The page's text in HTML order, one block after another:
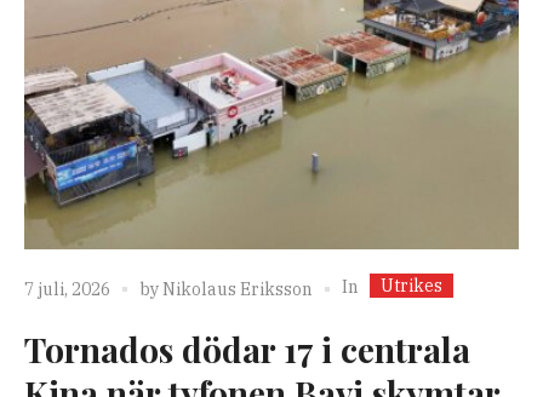
7 juli, 2026 byNikolaus Eriksson In Utrikes
Tornados dödar 17 i centrala